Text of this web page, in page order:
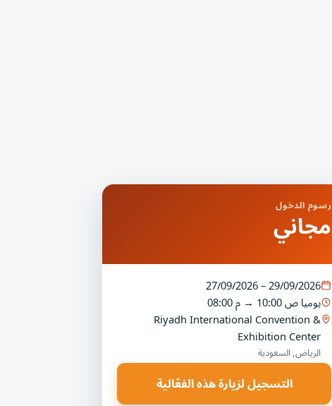
رسوم الدخول
مجاني
27/09/2026 – 29/09/2026
يوميا10:00 ص →08:00 م
Riyadh International Convention &
Exhibition Center
الرياض, السعودية
التسجيل لزيارة هذه الفعّالية